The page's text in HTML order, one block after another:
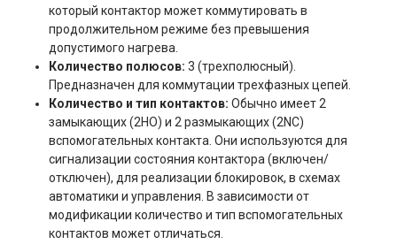
который контактор может коммутировать в
продолжительном режиме без превышения
допустимого нагрева.
Количество полюсов: 3 (трехполюсный).
Предназначен для коммутации трехфазных цепей.
Количество и тип контактов: Обычно имеет 2
замыкающих (2НО) и 2 размыкающих (2NC)
вспомогательных контакта. Они используются для
сигнализации состояния контактора (включен/
отключен), для реализации блокировок, в схемах
автоматики и управления. В зависимости от
модификации количество и тип вспомогательных
контактов может отличаться.